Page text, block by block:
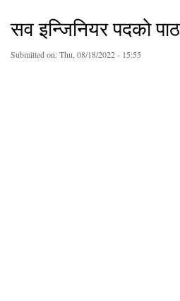
सव इन्जिनियर पदकाे
Submitted on:Thu, 08/18/2022 - 15:55